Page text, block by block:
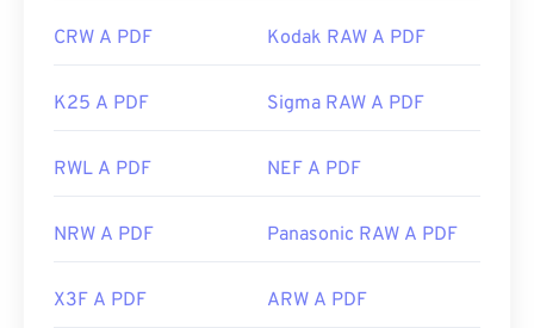
CRW A PDF Kodak RAW A PDF
K25 A PDF Sigma RAW A PDF
RWL A PDF NEF A PDF
NRW A PDF Panasonic RAW A PDF
X3F A PDF ARW A PDF